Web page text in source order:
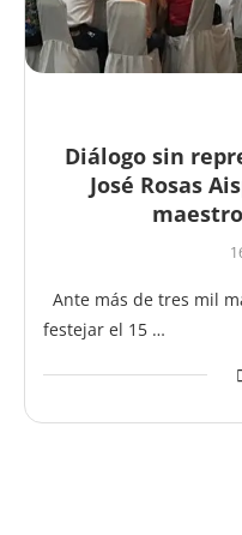
Diálogo sin
José Rosas
Ante más de tres mil
festejar el 15 …